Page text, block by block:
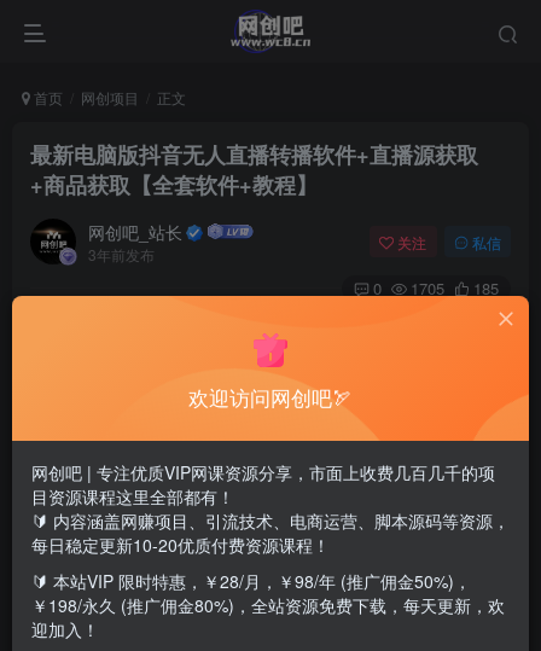
首页 网创项目 正文
最新电脑版抖音无人直播转播软件+直播源获取
+商品获取【全套软件+教程】
网创吧_站长
3年前发布
关注 私信
0 1705 185
项目原理：
无人直播界的黑科技，可以实时转播抖音的直播，转播到其
欢迎访问网创吧🏹
网创吧 | 专注优质VIP网课资源分享，市面上收费几百几千的项
目资源课程这里全部都有！
🔰 内容涵盖网赚项目、引流技术、电商运营、脚本源码等资源，
每日稳定更新10-20优质付费资源课程！
🔰 本站VIP 限时特惠，￥28/月，￥98/年 (推广佣金50%)，
￥198/永久 (推广佣金80%)，全站资源免费下载，每天更新，欢
迎加入！